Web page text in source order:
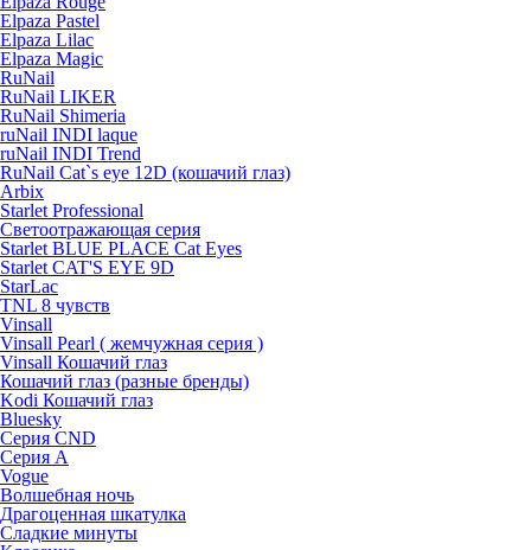
Elpaza Pastel
Elpaza Lilac
Elpaza Magic
RuNail
RuNail LIKER
RuNail Shimeria
ruNail INDI laque
ruNail INDI Trend
RuNail Cat`s eye 12D (кошачий глаз)
Arbix
Starlet Professional
Светоотражающая серия
Starlet BLUE PLACE Cat Eyes
Starlet CAT'S EYE 9D
StarLac
TNL 8 чувств
Vinsall
Vinsall Pearl ( жемчужная серия )
Vinsall Кошачий глаз
Кошачий глаз (разные бренды)
Kodi Кошачий глаз
Bluesky
Серия CND
Серия А
Vogue
Волшебная ночь
Драгоценная шкатулка
Сладкие минуты